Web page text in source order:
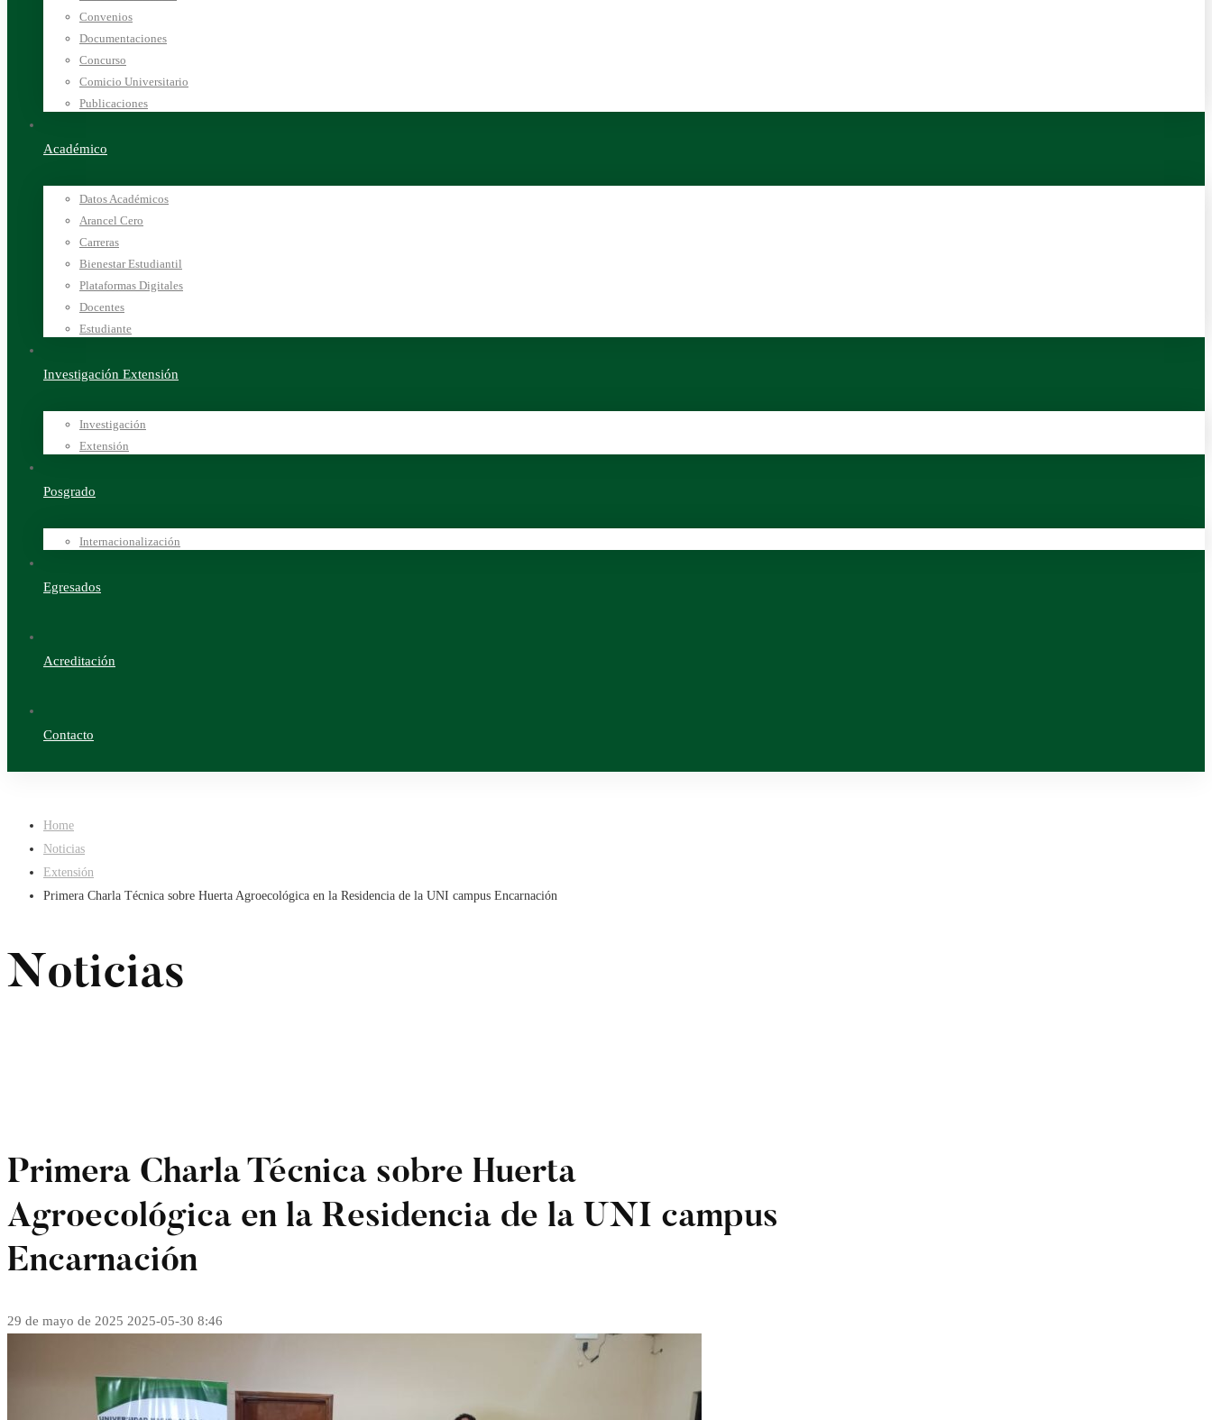
Convenios
Documentaciones
Concurso
Comicio Universitario
Publicaciones
Académico
Datos Académicos
Arancel Cero
Carreras
Bienestar Estudiantil
Plataformas Digitales
Docentes
Estudiante
Investigación Extensión
Investigación
Extensión
Posgrado
Internacionalización
Egresados
Acreditación
Contacto
Home
Noticias
Extensión
Primera Charla Técnica sobre Huerta Agroecológica en la Residencia de la UNI campus Encarnación
Noticias
Primera Charla Técnica sobre Huerta
Agroecológica en la Residencia de la UNI campus
Encarnación
29 de mayo de 2025 2025-05-30 8:46
Charla